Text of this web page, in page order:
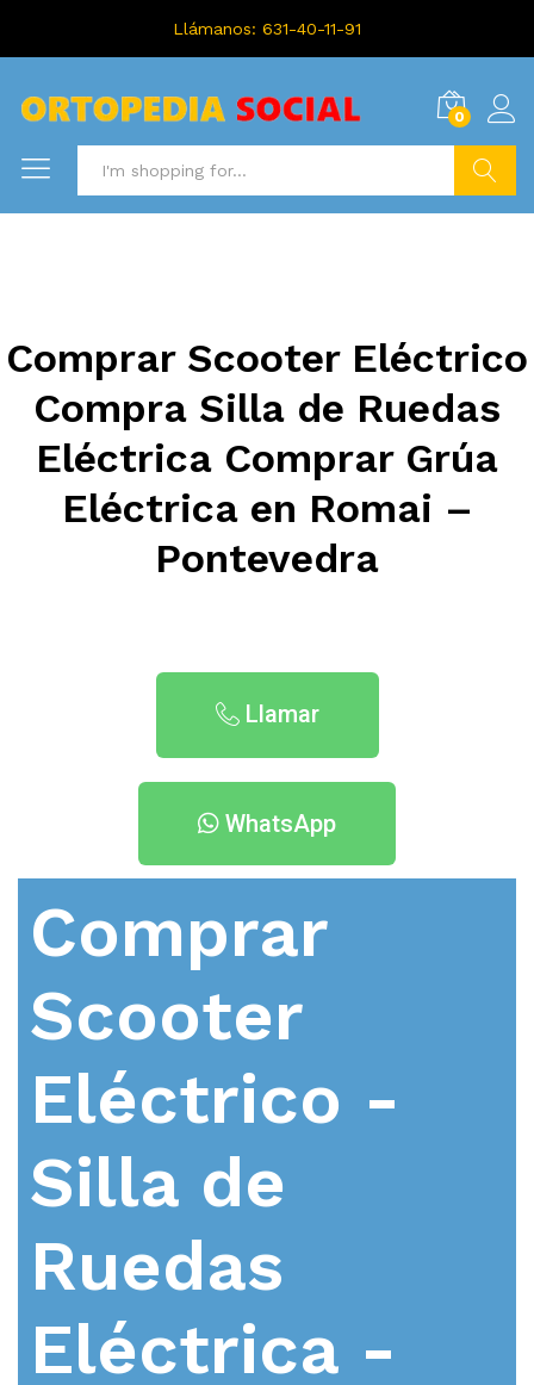
Llámanos: 631-40-11-91
0
Comprar Scooter Eléctrico
Compra Silla de Ruedas
Eléctrica Comprar Grúa
Eléctrica en Romai –
Pontevedra
Llamar
WhatsApp
Comprar
Scooter
Eléctrico -
Silla de
Ruedas
Eléctrica -